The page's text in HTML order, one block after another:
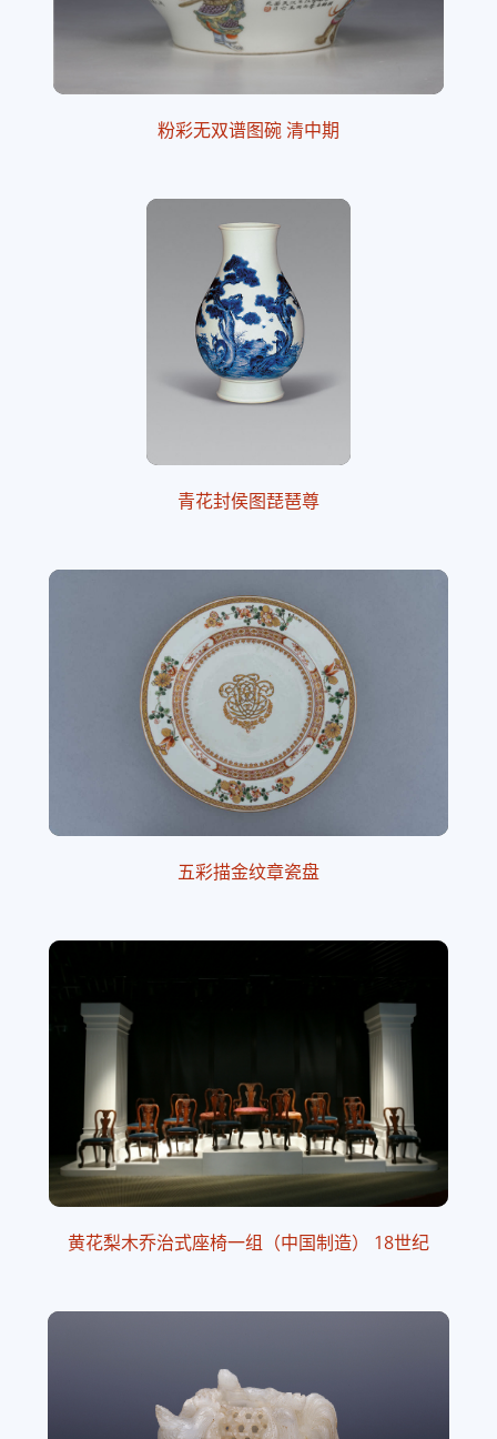
粉彩无双谱图碗 清中期
青花封侯图琵琶尊
五彩描金纹章瓷盘
黄花梨木乔治式座椅一组（中国制造） 18世纪